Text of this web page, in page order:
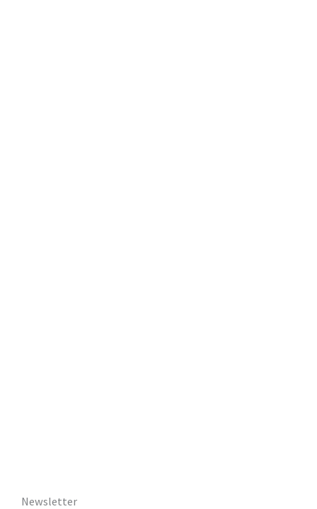
Newsletter